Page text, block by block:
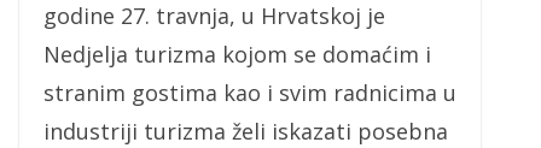
godine 27. travnja, u Hrvatskoj je
Nedjelja turizma kojom se domaćim i
stranim gostima kao i svim radnicima u
industriji turizma želi iskazati posebna